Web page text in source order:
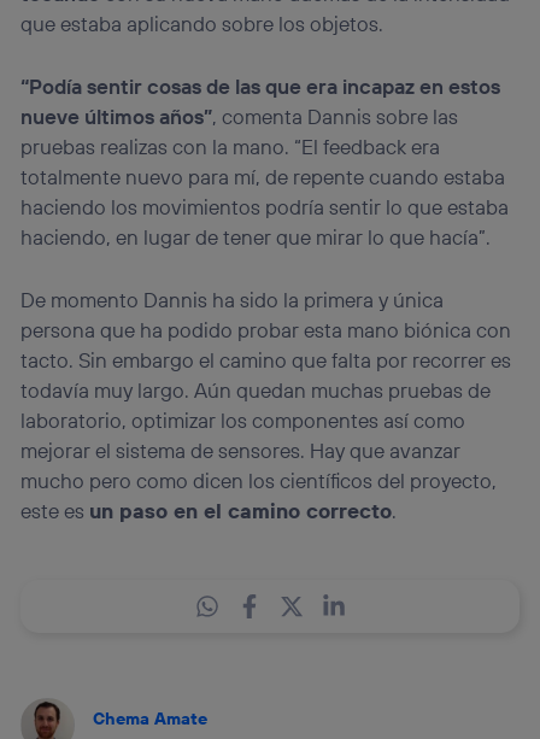
que estaba aplicando sobre los objetos.
“Podía sentir cosas de las que era incapaz en estos
nueve últimos años”, comenta Dannis sobre las
pruebas realizas con la mano. “El feedback era
totalmente nuevo para mí, de repente cuando estaba
haciendo los movimientos podría sentir lo que estaba
haciendo, en lugar de tener que mirar lo que hacía”.
De momento Dannis ha sido la primera y única
persona que ha podido probar esta mano biónica con
tacto. Sin embargo el camino que falta por recorrer es
todavía muy largo. Aún quedan muchas pruebas de
laboratorio, optimizar los componentes así como
mejorar el sistema de sensores. Hay que avanzar
mucho pero como dicen los científicos del proyecto,
este es un paso en el camino correcto.
Chema Amate